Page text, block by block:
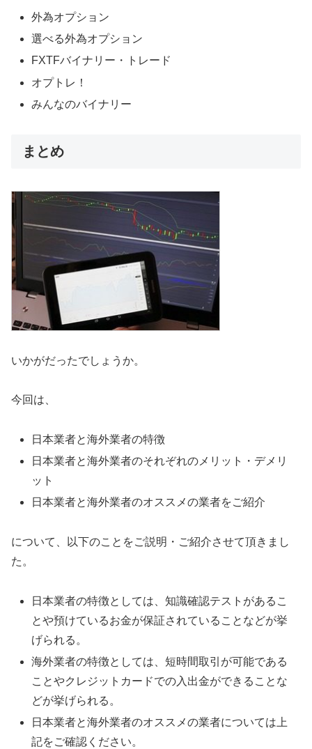
外為オプション
選べる外為オプション
FXTFバイナリー・トレード
オプトレ！
みんなのバイナリー
まとめ
いかがだったでしょうか。
今回は、
日本業者と海外業者の特徴
日本業者と海外業者のそれぞれのメリット・デメリ
ット
日本業者と海外業者のオススメの業者をご紹介
について、以下のことをご説明・ご紹介させて頂きまし
た。
日本業者の特徴としては、知識確認テストがあるこ
とや預けているお金が保証されていることなどが挙
げられる。
海外業者の特徴としては、短時間取引が可能である
ことやクレジットカードでの入出金ができることな
どが挙げられる。
日本業者と海外業者のオススメの業者については上
記をご確認ください。